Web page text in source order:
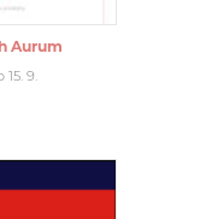
Aurum
15. 9.